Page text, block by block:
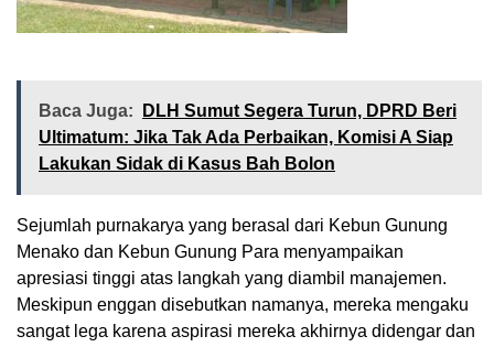
Baca Juga:
DLH Sumut Segera Turun, DPRD Beri
Ultimatum: Jika Tak Ada Perbaikan, Komisi A Siap
Lakukan Sidak di Kasus Bah Bolon
Sejumlah purnakarya yang berasal dari Kebun Gunung
Menako dan Kebun Gunung Para menyampaikan
apresiasi tinggi atas langkah yang diambil manajemen.
Meskipun enggan disebutkan namanya, mereka mengaku
sangat lega karena aspirasi mereka akhirnya didengar dan